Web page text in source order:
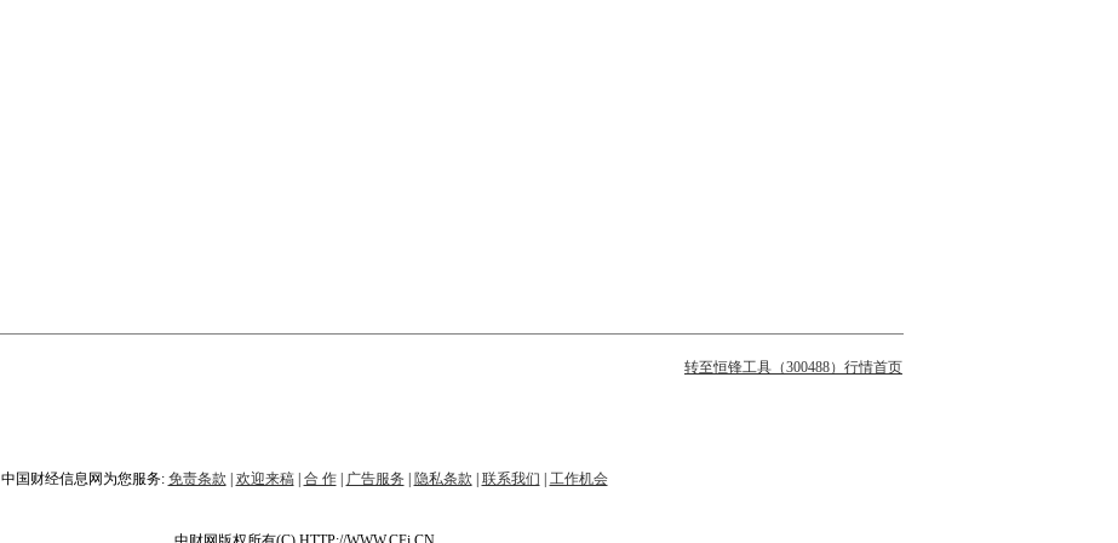
转至恒锋工具（300488）行情首页
中国财经信息网为您服务: 免责条款 欢迎来稿| 合 作| 广告服务 隐私条款 联系我们 工作机会